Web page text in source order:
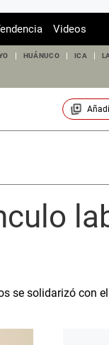
Videos
HUÁNUCO ICA
se solidarizó con